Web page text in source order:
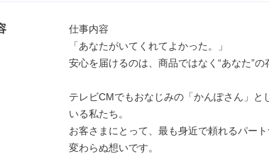
仕事内容
「あなたがいてくれてよかった。」
安心を届けるのは、商品ではなく“あなた”の
テレビCMでもおなじみの「かんぽさん」と
いる私たち。
お客さまにとって、最も身近で頼れるパー
変わらぬ想いです。